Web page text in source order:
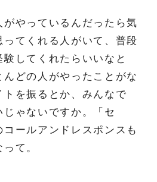
がやっているんだったら気
てくれる人がいて、普段
してくれたらいいなと
どの人がやったことがな
を振るとか、みんなで
ゃないですか。「セ
ールアンドレスポンスも
て。